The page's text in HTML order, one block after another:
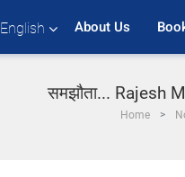
English About Us
समझौता... Rajesh
Home